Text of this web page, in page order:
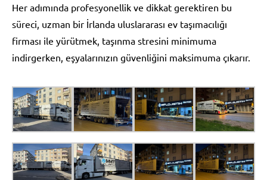
Her adımında profesyonellik ve dikkat gerektiren bu
süreci, uzman bir İrlanda uluslararası ev taşımacılığı
firması ile yürütmek, taşınma stresini minimuma
indirgerken, eşyalarınızın güvenliğini maksimuma çıkarır.